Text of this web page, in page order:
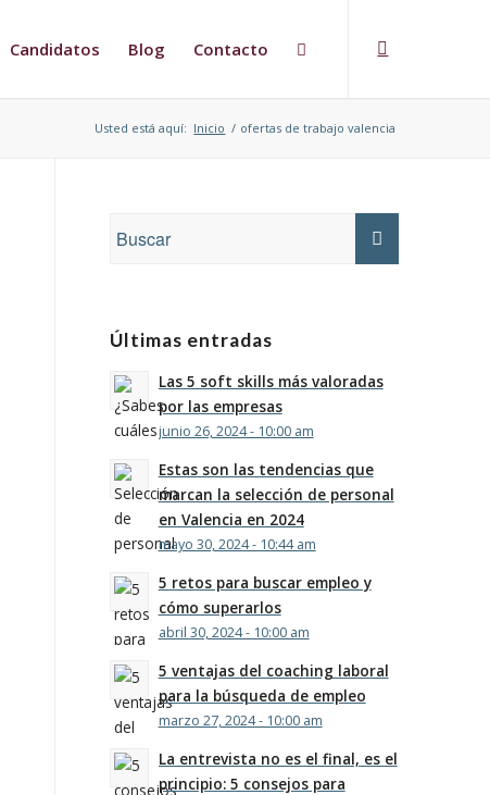
Candidatos Blog Contacto
Usted está aquí: Inicio / ofertas de trabajo valencia
Últimas entradas
Las 5 soft skills más valoradas
por las empresas
junio 26, 2024 - 10:00 am
Estas son las tendencias que
marcan la selección de personal
en Valencia en 2024
mayo 30, 2024 - 10:44 am
5 retos para buscar empleo y
cómo superarlos
abril 30, 2024 - 10:00 am
5 ventajas del coaching laboral
para la búsqueda de empleo
marzo 27, 2024 - 10:00 am
La entrevista no es el final, es el
principio: 5 consejos para